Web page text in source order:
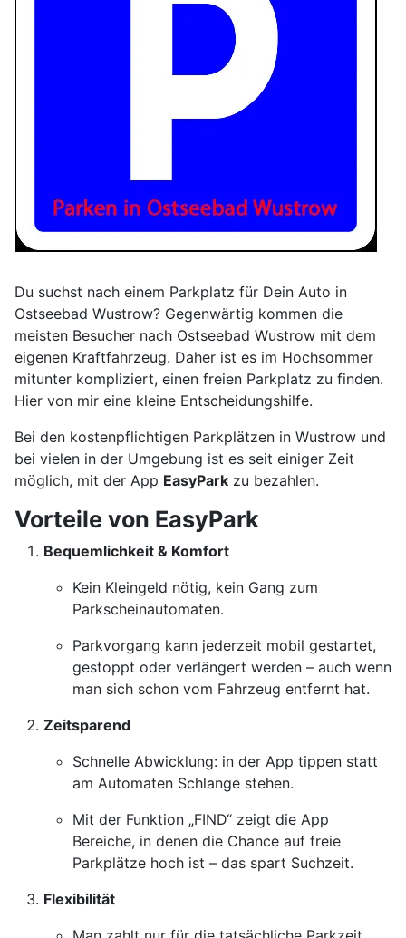
Du suchst nach einem Parkplatz für Dein Auto in
Ostseebad Wustrow? Gegenwärtig kommen die
meisten Besucher nach Ostseebad Wustrow mit dem
eigenen Kraftfahrzeug. Daher ist es im Hochsommer
mitunter kompliziert, einen freien Parkplatz zu finden.
Hier von mir eine kleine Entscheidungshilfe.
Bei den kostenpflichtigen Parkplätzen in Wustrow und
bei vielen in der Umgebung ist es seit einiger Zeit
möglich, mit der App EasyPark zu bezahlen.
Vorteile von EasyPark
Bequemlichkeit & Komfort
Kein Kleingeld nötig, kein Gang zum
Parkscheinautomaten.
Parkvorgang kann jederzeit mobil gestartet,
gestoppt oder verlängert werden – auch wenn
man sich schon vom Fahrzeug entfernt hat.
Zeitsparend
Schnelle Abwicklung: in der App tippen statt
am Automaten Schlange stehen.
Mit der Funktion „FIND“ zeigt die App
Bereiche, in denen die Chance auf freie
Parkplätze hoch ist – das spart Suchzeit.
Flexibilität